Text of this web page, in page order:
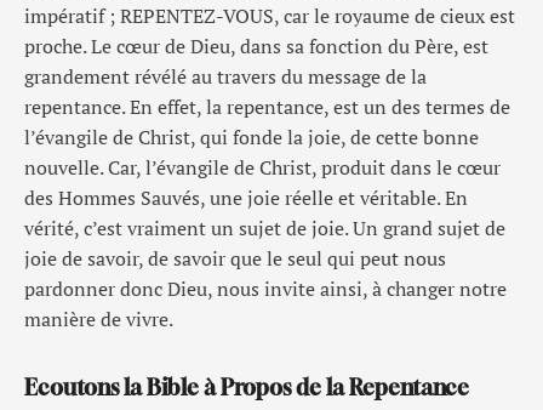
impératif ; REPENTEZ-VOUS, car le royaume de cieux est
proche. Le cœur de Dieu, dans sa fonction du Père, est
grandement révélé au travers du message de la
repentance. En effet, la repentance, est un des termes de
l’évangile de Christ, qui fonde la joie, de cette bonne
nouvelle. Car, l’évangile de Christ, produit dans le cœur
des Hommes Sauvés, une joie réelle et véritable. En
vérité, c’est vraiment un sujet de joie. Un grand sujet de
joie de savoir, de savoir que le seul qui peut nous
pardonner donc Dieu, nous invite ainsi, à changer notre
manière de vivre.
Ecoutons la Bible à Propos de la Repentance